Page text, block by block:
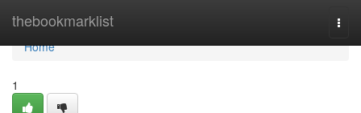
thebookmarklist
Home
Home
1